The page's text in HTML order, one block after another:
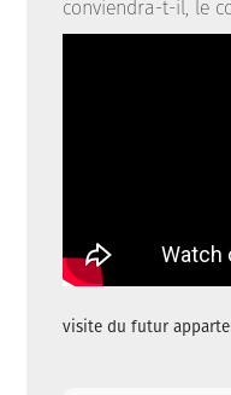
conviendra-t-il, le
visite du futur